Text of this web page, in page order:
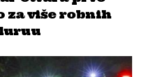
za više robnih